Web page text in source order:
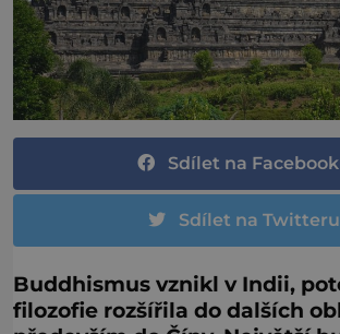
Sdílet na
Sdílet na Twitteru
Buddhismus vznikl v Indii,
filozofie rozšířila do dalších